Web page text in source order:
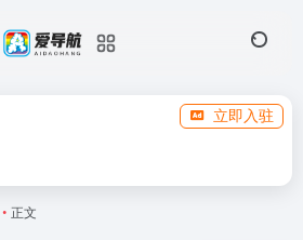
立即入驻
• 正文